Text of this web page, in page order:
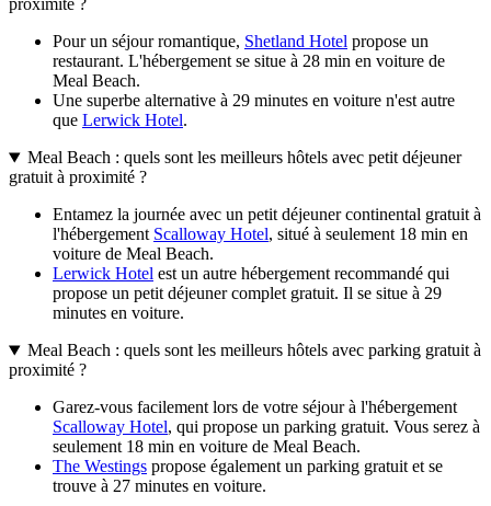
proximité ?
Pour un séjour romantique, Shetland Hotel propose un
restaurant. L'hébergement se situe à 28 min en voiture de
Meal Beach.
Une superbe alternative à 29 minutes en voiture n'est autre
que Lerwick Hotel.
Meal Beach : quels sont les meilleurs hôtels avec petit déjeuner
gratuit à proximité ?
Entamez la journée avec un petit déjeuner continental gratuit à
l'hébergement Scalloway Hotel, situé à seulement 18 min en
voiture de Meal Beach.
Lerwick Hotel est un autre hébergement recommandé qui
propose un petit déjeuner complet gratuit. Il se situe à 29
minutes en voiture.
Meal Beach : quels sont les meilleurs hôtels avec parking gratuit à
proximité ?
Garez-vous facilement lors de votre séjour à l'hébergement
Scalloway Hotel, qui propose un parking gratuit. Vous serez à
seulement 18 min en voiture de Meal Beach.
The Westings propose également un parking gratuit et se
trouve à 27 minutes en voiture.